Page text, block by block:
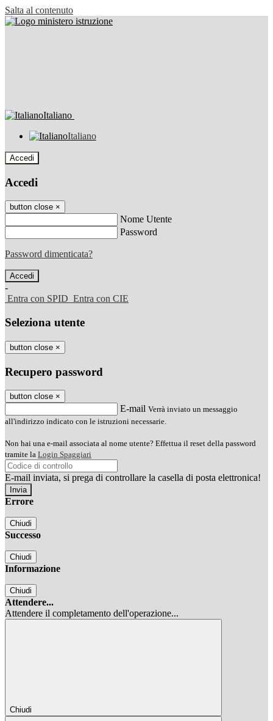
Salta al contenuto
Italiano
Italiano
Accedi
Accedi
button close ×
Nome Utente
Password
Password dimenticata?
-
Entra con SPID Entra con CIE
Seleziona utente
button close ×
Recupero password
button close ×
E-mail Verrà inviato un messaggio
all'indirizzo indicato con le istruzioni necessarie.
Non hai una e-mail associata al nome utente? Effettua il reset della password
tramite la Login Spaggiari
E-mail inviata, si prega di controllare la casella di posta elettronica!
Errore
Chiudi
Successo
Chiudi
Informazione
Chiudi
Attendere...
Attendere il completamento dell'operazione...
Chiudi